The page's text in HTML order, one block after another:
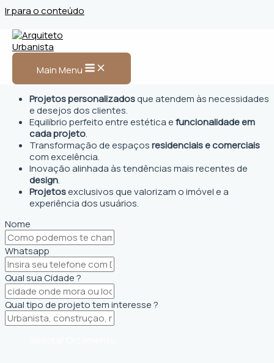
Ir para o conteúdo
Main Menu
Arquiteto Urbanista em
Jacutinga
Projetos personalizadosque atendem às necessidades
e desejos dos clientes.
Equilíbrio perfeito entre estética efuncionalidade em
cada projeto.
Transformação de espaçosresidenciais e comerciais
com excelência.
Inovação alinhada às tendências mais recentes de
design.
Projetosexclusivos que valorizam o imóvel e a
experiência dos usuários.
Nome
Whatsapp
Qual sua Cidade ?
Qual tipo de projeto tem interesse ?